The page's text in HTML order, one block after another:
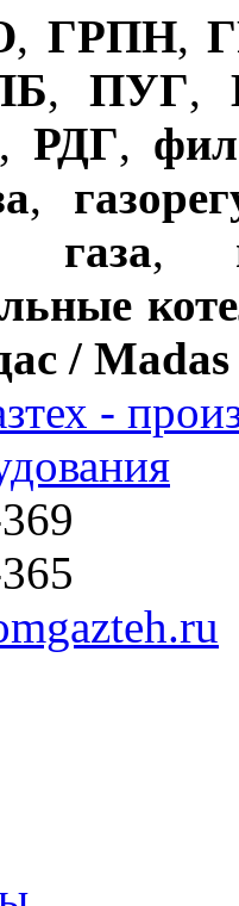
, ГРПН,
, ПУГ,
, РДГ,
,
газа,
/ Madas